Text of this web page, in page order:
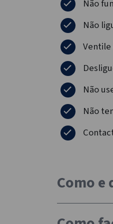
Não
Não
Não
Não
Como e